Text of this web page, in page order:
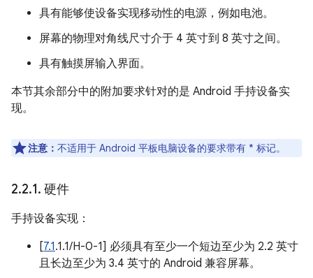
具有能够使设备实现移动性的电源，例如电池。
屏幕的物理对角线尺寸介于 4 英寸到 8 英寸之间。
具有触摸屏输入界面。
本节其余部分中的附加要求针对的是 Android 手持设备实
现。
注意： 不适用于 Android 平板电脑设备的要求带有 * 标记。
2.2.1. 硬件
手持设备实现：
[7.1.1.1/H-0-1] 必须具有至少一个短边至少为 2.2 英寸
且长边至少为 3.4 英寸的 Android 兼容屏幕。